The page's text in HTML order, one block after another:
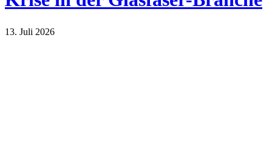
13. Juli 2026